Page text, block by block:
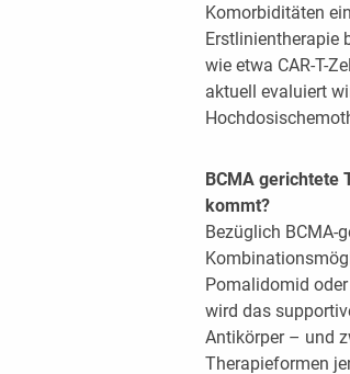
Komorbiditäten
Erstlinientherapie
wie etwa CAR-T-
aktuell evaluiert
BCMA gerichtete
kommt?
Bezüglich BCMA-
Pomalidomid
wird das
Antikörper – und
Therapieformen